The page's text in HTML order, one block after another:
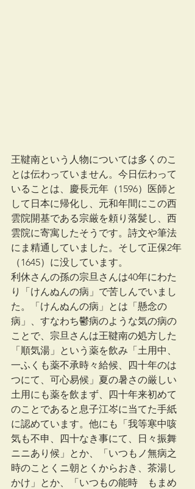
王鞬南という人物については多くのこ
とは伝わっていません。今日伝わって
いることは、慶長元年（1596）医師と
して日本に帰化し、元和年間にこの西
雲院開基である宗厳を頼り落髪し、西
雲院に寄寓したそうです。詩文や筆法
にま精通していました。そして正保2年
（1645）に没しています。
利休さんの孫の宗旦さんは40年にわた
り「けんぬんの病」で苦しんでいまし
た。「けんぬんの病」とは「懸念の
病」、すなわち鬱病のような気の病の
ことで、宗旦さんは王鞬南の処方した
「順気湯」という薬を飲み「土用中、
一ふくも薬不承時々給候、四十年のは
つにて、可心易候」夏の暑さの厳しい
土用にも薬を飲まず、四十年来初めて
のことであると息子江岑に当てた手紙
に認めています。他にも「我等寒中咳
気も不申、四十なき事にて、日々振舞
ニニあり候」とか、「いつもノ無病之
時のことくニ朝とくからおき、茶湯し
かけ」とか、「いつもの能時ゟもまめ